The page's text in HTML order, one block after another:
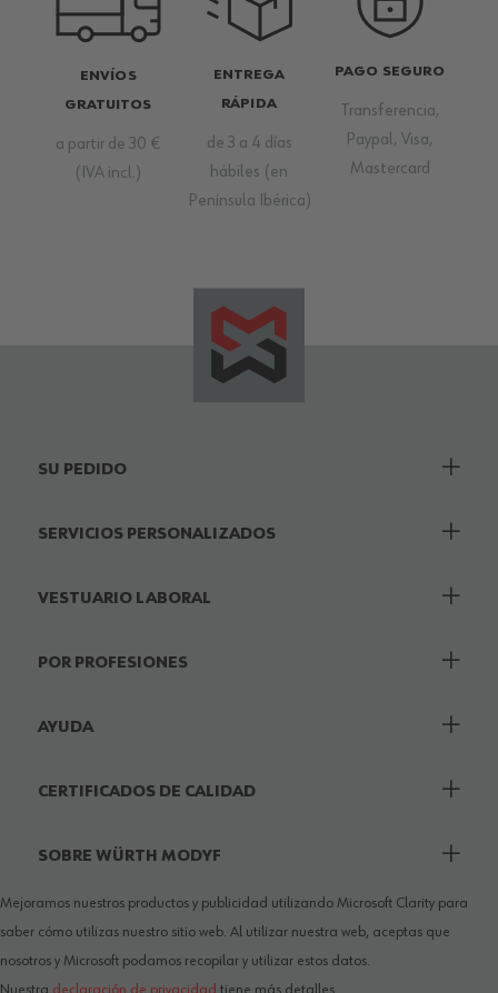
ENVÍOS
GRATUITOS
a partir de 30 €
(IVA incl.)
ENTREGA
RÁPIDA
de 3 a 4 días
hábiles (en
Península Ibérica)
PAGO SEGURO
Transferencia,
Paypal, Visa,
Mastercard
SU PEDIDO
SERVICIOS PERSONALIZADOS
VESTUARIO LABORAL
POR PROFESIONES
AYUDA
CERTIFICADOS DE CALIDAD
SOBRE WÜRTH MODYF
Mejoramos nuestros productos y publicidad utilizando Microsoft Clarity para
saber cómo utilizas nuestro sitio web. Al utilizar nuestra web, aceptas que
nosotros y Microsoft podamos recopilar y utilizar estos datos.
Nuestra declaración de privacidad tiene más detalles.